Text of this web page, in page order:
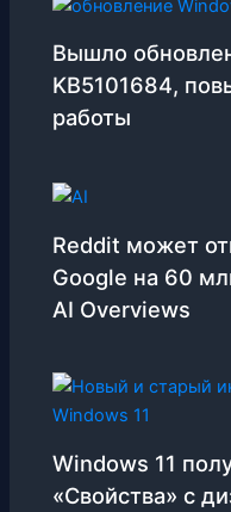
Вышло
KB5101684,
работы
Reddit может
Google на 60
AI Overviews
Windows 11
«Свойства» с